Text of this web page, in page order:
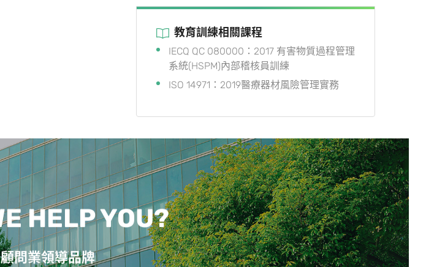
教育訓練相關課程
IECQ QC 080000：2017 有害物質過程管理
系統(HSPM)內部稽核員訓練
ISO 14971：2019醫療器材風險管理實務
HELP YOU?
問業領導品牌